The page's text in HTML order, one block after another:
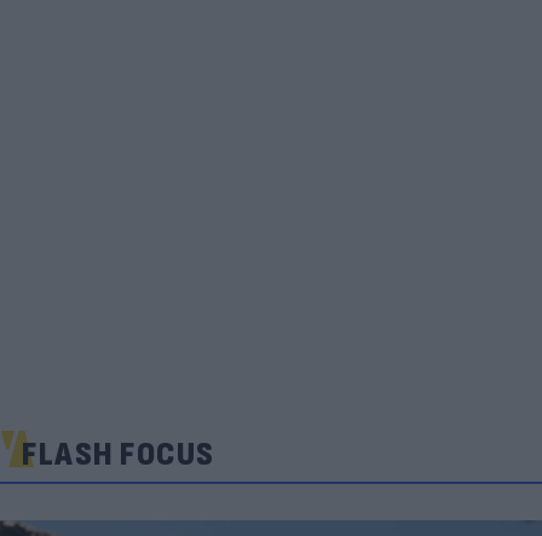
FLASH FOCUS